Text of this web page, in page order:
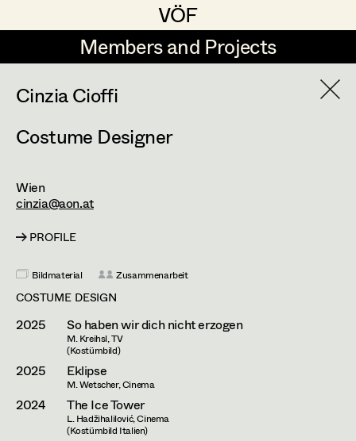
VÖF
VÖF
Members and Projects
Members and Projects
DE EN
Suche
Art Department
Costume Department
Retired Members
Honorary Members
In Memoriam
Projects
Veronika Albert
Maria-Theresia Bartl
Elisabeth Binder-Neururer
Christoph Birkner
Zizi Bohrer-Lehner
Monika Buttinger
Caterina Czepek
Theresa Ebner-Lazek
Brigitta Fink
Cinzia Cioffi
Costume Designer
Wien
cinzia@aon.at
PROFILE
Bildmaterial Zusammenarbeit
COSTUME DESIGN
2025 So haben wir dich nicht erzogen
M. Kreihsl, TV
(Kostümbild)
2025 Eklipse
M. Wetscher, Cinema
2024 The Ice Tower
L. Hadžihalilović, Cinema
(Kostümbild Italien)